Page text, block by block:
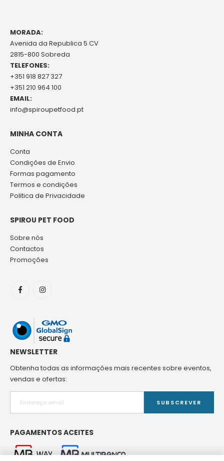
MORADA:
Avenida da Republica 5 CV
2815-800 Sobreda
TELEFONES:
+351 918 827 327
+351 210 964 100
EMAIL:
info@spiroupetfood.pt
MINHA CONTA
Conta
Condições de Envio
Formas pagamento
Termos e condições
Politica de Privacidade
SPIROU PET FOOD
Sobre nós
Contactos
Promoções
NEWSLETTER
Obtenha todas as informações mais recentes sobre eventos,
vendas e ofertas:
SUBSCREVER
PAGAMENTOS ACEITES